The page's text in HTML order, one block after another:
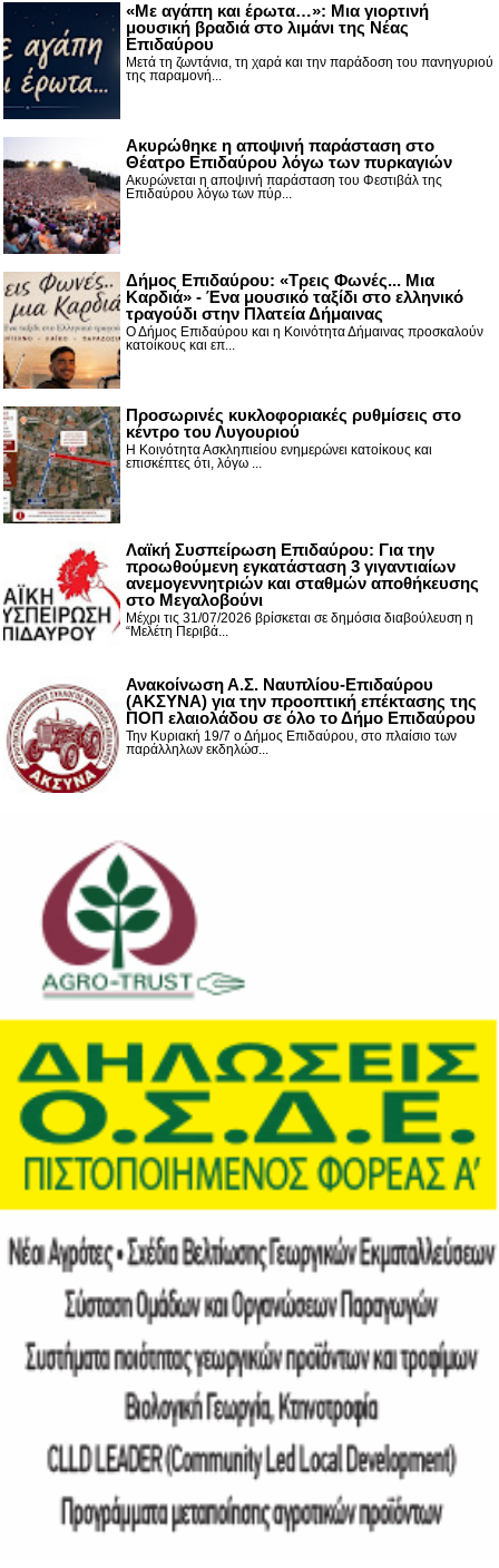
«Με αγάπη και έρωτα…»: Μια γιορτινή
μουσική βραδιά στο λιμάνι της Νέας
Επιδαύρου
Μετά τη ζωντάνια, τη χαρά και την παράδοση του πανηγυριού
της παραμονή...
Ακυρώθηκε η αποψινή παράσταση στο
Θέατρο Επιδαύρου λόγω των πυρκαγιών
Ακυρώνεται η αποψινή παράσταση του Φεστιβάλ της
Επιδαύρου λόγω των πύρ...
Δήμος Επιδαύρου: «Τρεις Φωνές... Μια
Καρδιά» - Ένα μουσικό ταξίδι στο ελληνικό
τραγούδι στην Πλατεία Δήμαινας
Ο Δήμος Επιδαύρου και η Κοινότητα Δήμαινας προσκαλούν
κατοίκους και επ...
Προσωρινές κυκλοφοριακές ρυθμίσεις στο
κέντρο του Λυγουριού
Η Κοινότητα Ασκληπιείου ενημερώνει κατοίκους και
επισκέπτες ότι, λόγω ...
Λαϊκή Συσπείρωση Επιδαύρου: Για την
προωθούμενη εγκατάσταση 3 γιγαντιαίων
ανεμογεννητριών και σταθμών αποθήκευσης
στο Μεγαλοβούνι
Μέχρι τις 31/07/2026 βρίσκεται σε δημόσια διαβούλευση η
“Μελέτη Περιβά...
Ανακοίνωση Α.Σ. Ναυπλίου-Επιδαύρου
(ΑΚΣΥΝΑ) για την προοπτική επέκτασης της
ΠΟΠ ελαιολάδου σε όλο το Δήμο Επιδαύρου
Την Κυριακή 19/7 ο Δήμος Επιδαύρου, στο πλαίσιο των
παράλληλων εκδηλώσ...